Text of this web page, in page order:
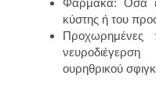
κύστης ή του
Προχωρημένες
ουρηθρικού